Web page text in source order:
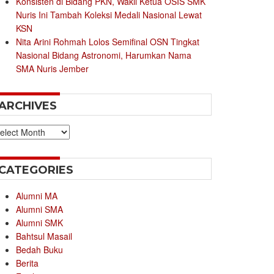
Nuris Ini Tambah Koleksi Medali Nasional Lewat
KSN
Nita Arini Rohmah Lolos Semifinal OSN Tingkat
Nasional Bidang Astronomi, Harumkan Nama
SMA Nuris Jember
Alumni MA
Alumni SMA
Alumni SMK
Bahtsul Masail
Bedah Buku
Berita